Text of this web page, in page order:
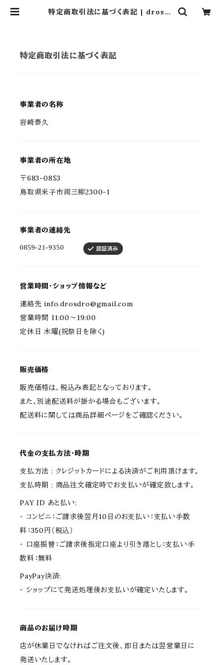
特定商取引法に基づく表記 | dros d
特定商取引法に基づく表記
事業者の名称
岩崎泰久
事業者の所在地
〒683-0853
鳥取県米子市両三柳2300-1
事業者の連絡先
営業時間・ショップ情報など
連絡先info.drosdro@gmail.com
営業時間 11:00～19:00
定休日 木曜(祝祭日を除く)
販売価格
販売価格は、税込み表記となっております。
また、別途配送料が掛かる場合もございます。
配送料に関しては商品詳細ページをご確認ください。
代金の支払方法・時期
支払方法 : クレジットカードによる決済がご利用頂けます。
支払時期 : 商品注文確定時でお支払いが確定致します。
PAY ID あと払い:
・ コンビニ：ご請求後翌月10日のお支払い：支払い手数
料：350円（税込）
・ 口座振替：ご請求後指定口座より引き落とし：支払い手
数料：無料
PayPay決済:
・ ショップにて発送処理後お支払いが確定いたします。
商品のお届け時期
店が休業日でなければご注文後、即日または翌営業日に
発送いたします。